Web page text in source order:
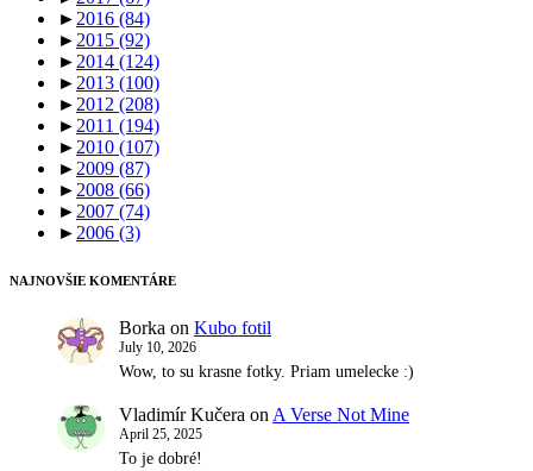
► 2016 (84)
► 2015 (92)
► 2014 (124)
► 2013 (100)
► 2012 (208)
► 2011 (194)
► 2010 (107)
► 2009 (87)
► 2008 (66)
► 2007 (74)
► 2006 (3)
NAJNOVŠIE KOMENTÁRE
Borka on Kubo fotil
July 10, 2026
Wow, to su krasne fotky. Priam umelecke :)
Vladimír Kučera on A Verse Not Mine
April 25, 2025
To je dobré!